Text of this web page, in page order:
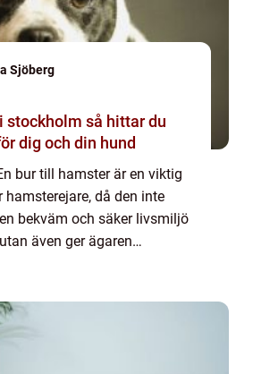
Sjöberg
så hittar du
dig och din hund
bur till hamster är en viktig
hamsterejare, då den inte
bekväm och säker livsmiljö
även ger ägaren